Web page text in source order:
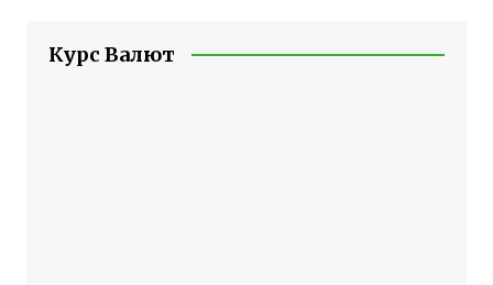
Курс Валют